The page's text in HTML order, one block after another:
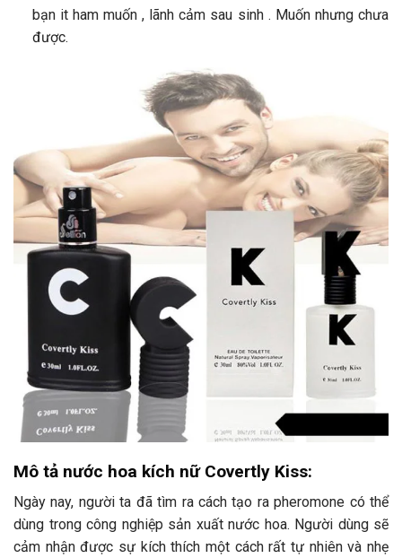
bạn it ham muốn , lãnh cảm sau sinh . Muốn nhưng chưa
được.
Mô tả nước hoa kích nữ Covertly Kiss:
Ngày nay, người ta đã tìm ra cách tạo ra pheromone có thể
dùng trong công nghiệp sản xuất nước hoa. Người dùng sẽ
cảm nhận được sự kích thích một cách rất tự nhiên và nhẹ